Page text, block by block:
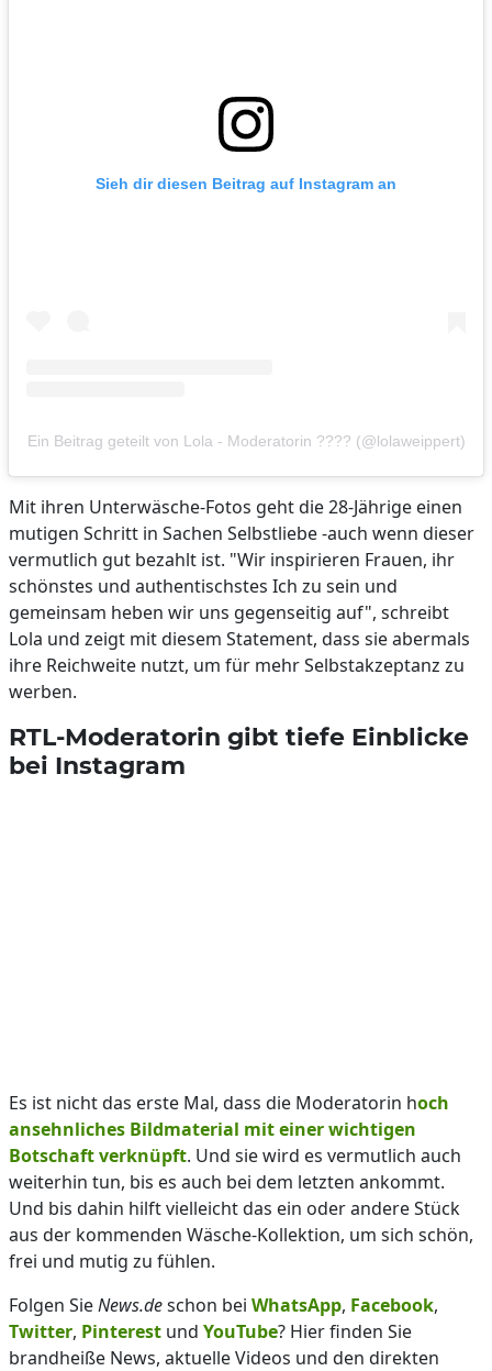
Sieh dir diesen Beitrag auf Instagram an
Ein Beitrag geteilt von Lola - Moderatorin ???? (@lolaweippert)
Mit ihren Unterwäsche-Fotos geht die 28-Jährige einen
mutigen Schritt in Sachen Selbstliebe -auch wenn dieser
vermutlich gut bezahlt ist. "Wir inspirieren Frauen, ihr
schönstes und authentischstes Ich zu sein und
gemeinsam heben wir uns gegenseitig auf", schreibt
Lola und zeigt mit diesem Statement, dass sie abermals
ihre Reichweite nutzt, um für mehr Selbstakzeptanz zu
werben.
RTL-Moderatorin gibt tiefe Einblicke
bei Instagram
Es ist nicht das erste Mal, dass die Moderatorin hoch
ansehnliches Bildmaterial mit einer wichtigen
Botschaft verknüpft. Und sie wird es vermutlich auch
weiterhin tun, bis es auch bei dem letzten ankommt.
Und bis dahin hilft vielleicht das ein oder andere Stück
aus der kommenden Wäsche-Kollektion, um sich schön,
frei und mutig zu fühlen.
Folgen SieNews.deschon bei WhatsApp, Facebook,
Twitter, Pinterest und YouTube? Hier finden Sie
brandheiße News, aktuelle Videos und den direkten